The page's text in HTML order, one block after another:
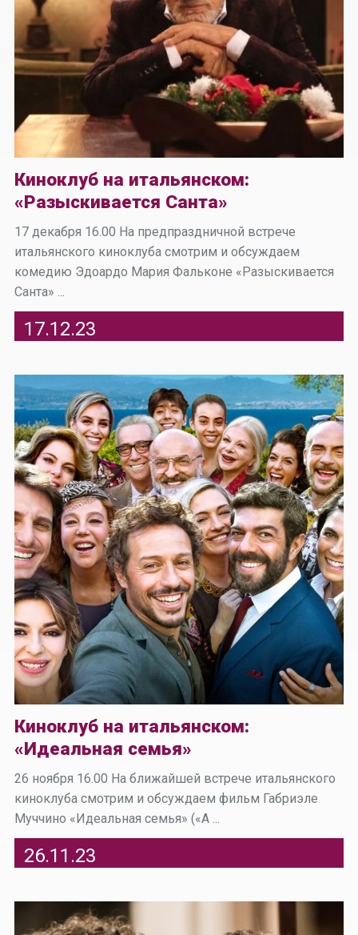
Киноклуб на итальянском:
«Разыскивается Санта»
17 декабря 16.00 На предпраздничной встрече
итальянского киноклуба смотрим и обсуждаем
комедию Эдоардо Мария Фальконе «Разыскивается
Санта» ...
17.12.23
Киноклуб на итальянском:
«Идеальная семья»
26 ноября 16.00 На ближайшей встрече итальянского
киноклуба смотрим и обсуждаем фильм Габриэле
Муччино «Идеальная семья» («A ...
26.11.23